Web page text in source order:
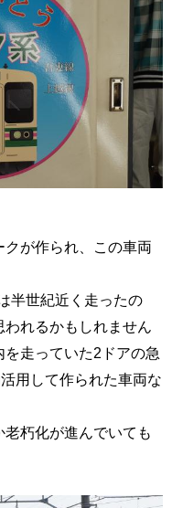
クが作られ、この車両
半世紀近く走ったの
れるかもしれません
走っていた2ドアの急
用して作られた車両な
朽化が進んでいても